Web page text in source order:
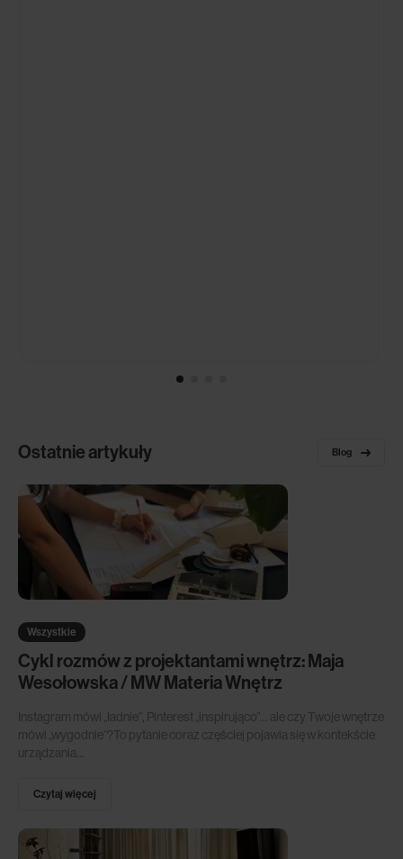
Ostatnie artykuły Blog
Wszystkie
Cykl rozmów z projektantami wnętrz: Maja
Wesołowska / MW Materia Wnętrz
Instagram mówi „ładnie”, Pinterest „inspirująco”… ale czy Twoje wnętrze
mówi „wygodnie”?To pytanie coraz częściej pojawia się w kontekście
urządzania...
Czytaj więcej